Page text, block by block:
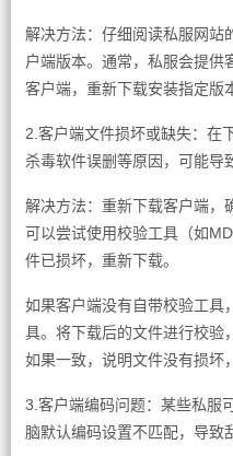
解决方法：仔细阅读私服网站
户端版本。通常，私服会提供
客户端，重新下载安装指定版
2.客户端文件损坏或缺失：在
杀毒软件误删等原因，可能导
解决方法：重新下载客户端，
可以尝试使用校验工具（如
件已损坏，重新下载。
如果客户端没有自带校验工具
具。将下载后的文件进行校验
如果一致，说明文件没有损坏
3.客户端编码问题：某些私服
脑默认编码设置不匹配，导致